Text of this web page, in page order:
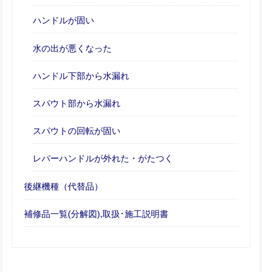
ハンドルが固い
水の出が悪くなった
ハンドル下部から水漏れ
スパウト部から水漏れ
スパウトの回転が固い
レバーハンドルが外れた・がたつく
後継機種（代替品）
補修品一覧(分解図),取扱･施工説明書